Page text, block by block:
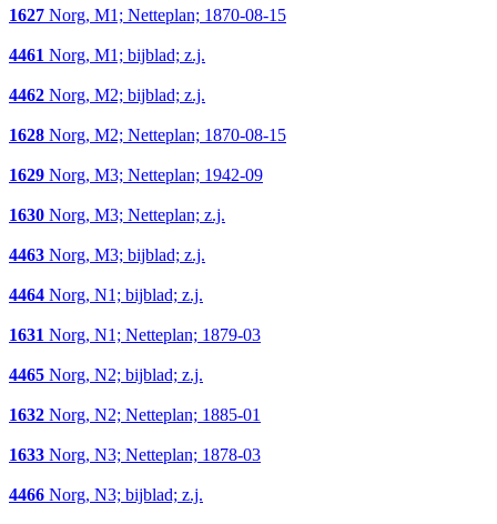
1627 Norg, M1; Netteplan; 1870-08-15
4461 Norg, M1; bijblad; z.j.
4462 Norg, M2; bijblad; z.j.
1628 Norg, M2; Netteplan; 1870-08-15
1629 Norg, M3; Netteplan; 1942-09
1630 Norg, M3; Netteplan; z.j.
4463 Norg, M3; bijblad; z.j.
4464 Norg, N1; bijblad; z.j.
1631 Norg, N1; Netteplan; 1879-03
4465 Norg, N2; bijblad; z.j.
1632 Norg, N2; Netteplan; 1885-01
1633 Norg, N3; Netteplan; 1878-03
4466 Norg, N3; bijblad; z.j.